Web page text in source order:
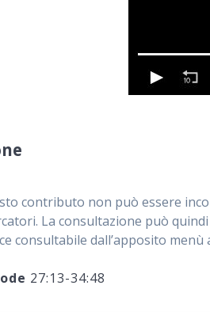
contributo non può essere
La consultazione può
consultabile dall’apposito menù
27:13-34:48